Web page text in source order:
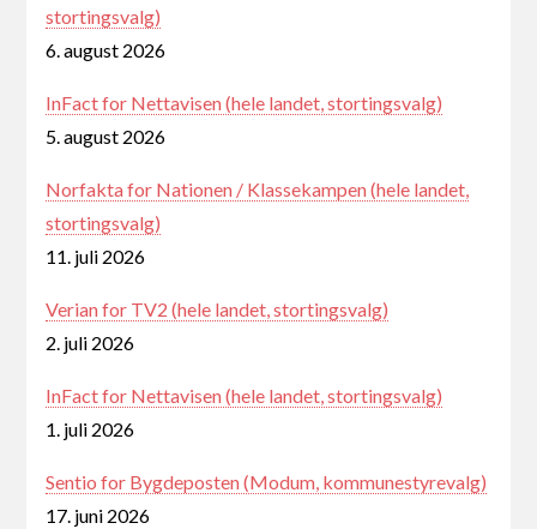
stortingsvalg)
6. august 2026
InFact for Nettavisen (hele landet, stortingsvalg)
5. august 2026
Norfakta for Nationen / Klassekampen (hele landet,
stortingsvalg)
11. juli 2026
Verian for TV2 (hele landet, stortingsvalg)
2. juli 2026
InFact for Nettavisen (hele landet, stortingsvalg)
1. juli 2026
Sentio for Bygdeposten (Modum, kommunestyrevalg)
17. juni 2026